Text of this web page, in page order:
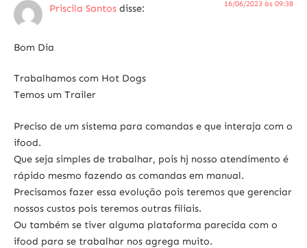
Priscila Santos disse: 16/06/2023 às 09:38
Bom Dia
Trabalhamos com Hot Dogs
Temos um Trailer
Preciso de um sistema para comandas e que interaja com o
ifood.
Que seja simples de trabalhar, pois hj nosso atendimento é
rápido mesmo fazendo as comandas em manual.
Precisamos fazer essa evolução pois teremos que gerenciar
nossos custos pois teremos outras filiais.
Ou também se tiver alguma plataforma parecida com o
ifood para se trabalhar nos agrega muito.